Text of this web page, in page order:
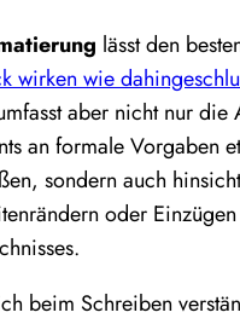
lässt den
wir­ken wie
aber nicht nur die
an for­ma­le Vor­ga­ben
son­dern auch
oder
beim Schrei­ben